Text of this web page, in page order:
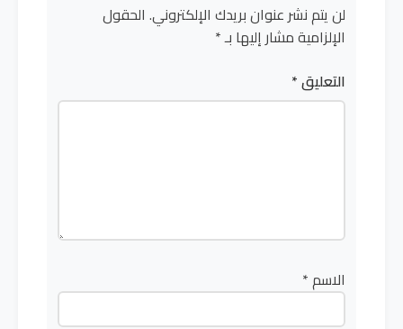
لن يتم نشر عنوان بريدك الإلكتروني. الحقول
الإلزامية مشار إليها بـ*
التعليق*
الاسم*